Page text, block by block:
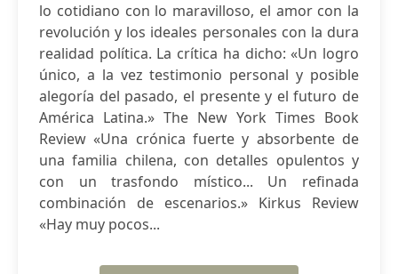
lo cotidiano con lo maravilloso, el amor con la
revolución y los ideales personales con la dura
realidad política. La crítica ha dicho: «Un logro
único, a la vez testimonio personal y posible
alegoría del pasado, el presente y el futuro de
América Latina.» The New York Times Book
Review «Una crónica fuerte y absorbente de
una familia chilena, con detalles opulentos y
con un trasfondo místico... Un refinada
combinación de escenarios.» Kirkus Review
«Hay muy pocos...